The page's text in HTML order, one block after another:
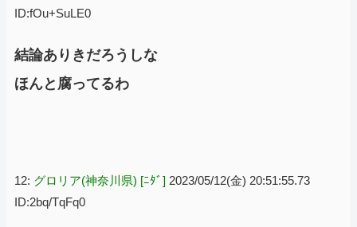
ID:fOu+SuLE0
結論ありきだろうしな
ほんと腐ってるわ
12: グロリア(神奈川県) [ﾆﾀﾞ] 2023/05/12(金) 20:51:55.73
ID:2bq/TqFq0